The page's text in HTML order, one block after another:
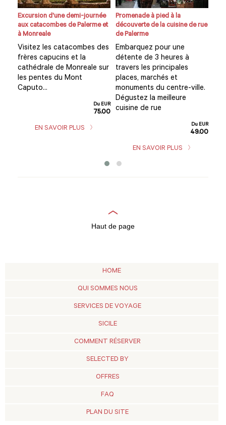
Excursion d'une demi-journée
aux catacombes de Palerme et
à Monreale
Visitez les catacombes des
frères capucins et la
cathédrale de Monreale sur
les pentes du Mont
Caputo...
Du EUR
75.00
EN SAVOIR PLUS
Promenade à pied à la
découverte de la cuisine de rue
de Palerme
Embarquez pour une
détente de 3 heures à
travers les principales
places, marchés et
monuments du centre-ville.
Dégustez la meilleure
cuisine de rue
Du EUR
49.00
EN SAVOIR PLUS
Haut de page
HOME
QUI SOMMES NOUS
SERVICES DE VOYAGE
SICILE
COMMENT RÉSERVER
SELECTED BY
OFFRES
FAQ
PLAN DU SITE